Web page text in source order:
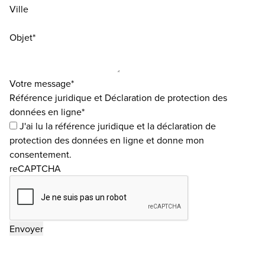
Ville
Objet*
Votre message*
Référence juridique et Déclaration de protection des
données en ligne*
J'ai lu la référence juridiqueet ladéclaration de
protection des données en ligneet donne mon
consentement.
reCAPTCHA